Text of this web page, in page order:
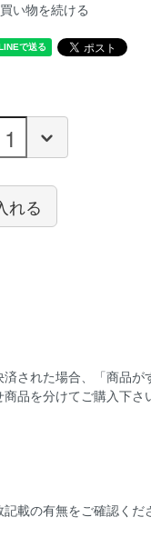
買い物を続ける
れる
された場合、「商品が
品を分けてご購入下さ
載の有無をご確認くだ